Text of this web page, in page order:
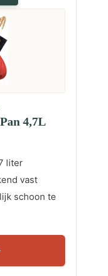
4,7L
liter
vast
schoon te